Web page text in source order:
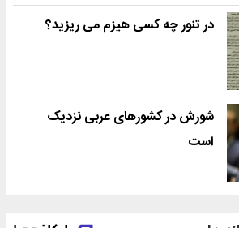
در تنور چه کسی هیزم می ریزید؟
شورش در کشورهای عربی نزدیک
است